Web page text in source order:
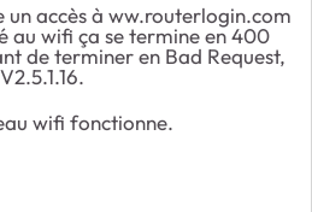
un accès à ww.routerlogin.com
au wifi ça se termine en 400
de terminer en Bad Request,
wifi fonctionne.